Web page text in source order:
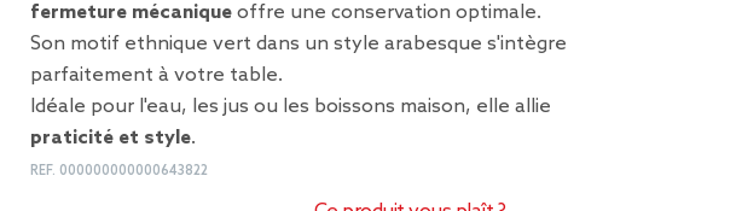
fermeture mécanique offre une conservation optimale.
Son motif ethnique vert dans un style arabesque s'intègre
parfaitement à votre table.
Idéale pour l'eau, les jus ou les boissons maison, elle allie
praticité et style.
REF. 000000000000643822